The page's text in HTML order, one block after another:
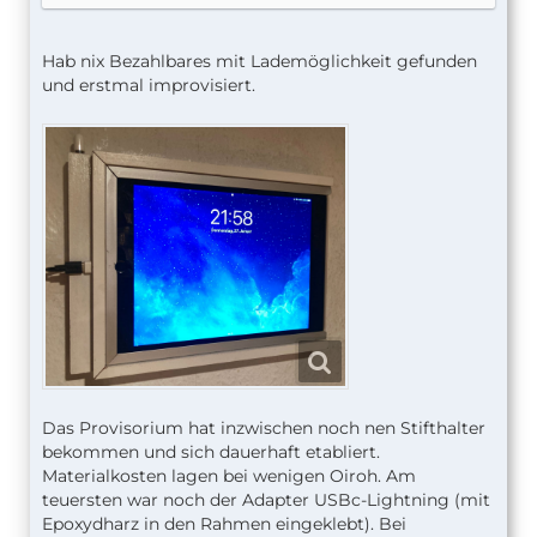
Hab nix Bezahlbares mit Lademöglichkeit gefunden
und erstmal improvisiert.
Das Provisorium hat inzwischen noch nen Stifthalter
bekommen und sich dauerhaft etabliert.
Materialkosten lagen bei wenigen Oiroh. Am
teuersten war noch der Adapter USBc-Lightning (mit
Epoxydharz in den Rahmen eingeklebt). Bei